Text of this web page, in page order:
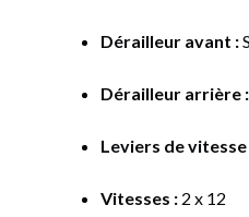
Dérailleur avant :
Dérailleur arrière :
Leviers de vitesse
Vitesses : 2 x 12